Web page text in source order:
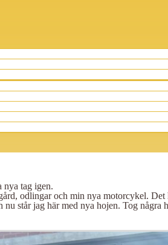
nya tag igen.
odlingar och min nya motorcykel.
står jag här med nya hojen. Tog